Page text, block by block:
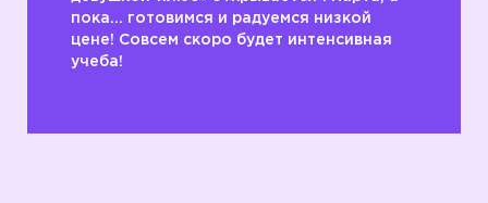
пока… готовимся и радуемся низкой
цене! Совсем скоро будет интенсивная
учеба!